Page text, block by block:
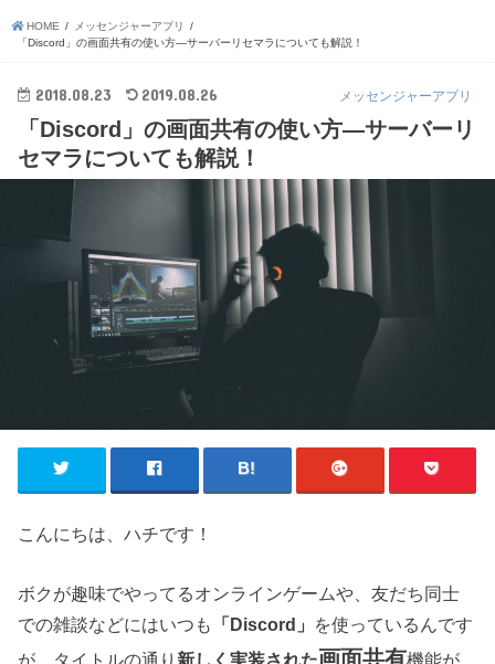
HOME
メッセンジャーアプリ
「Discord」の画面共有の使い方―サーバーリセマラについても解説！
メッセンジャーアプリ
2018.08.23 2019.08.26
「Discord」の画面共有の使い方―サーバーリ
セマラについても解説！
こんにちは、ハチです！
ボクが趣味でやってるオンラインゲームや、友だち同士
での雑談などにはいつも
「Discord」 を使っているんです
が、タイトルの通り 新しく実装された画面共有機能が